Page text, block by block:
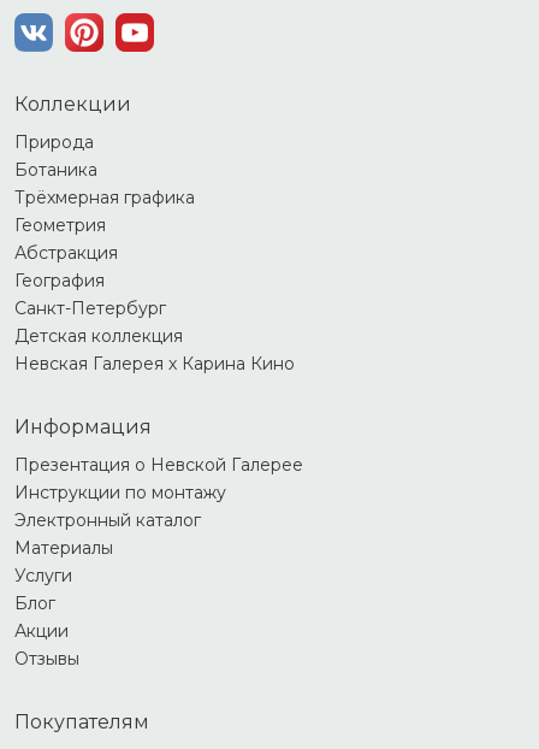
Коллекции
Природа
Ботаника
Трёхмерная графика
Геометрия
Абстракция
География
Санкт-Петербург
Детская коллекция
Невская Галерея х Карина Кино
Информация
Презентация о Невской Галерее
Инструкции по монтажу
Электронный каталог
Материалы
Услуги
Блог
Акции
Отзывы
Покупателям